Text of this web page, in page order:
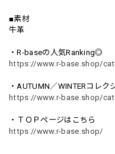
■素材
牛革
・R-baseの人気Ranking◎
https://www.r-base.shop/
・AUTUMN／WINTERコレク
https://www.r-base.shop/
・ＴＯＰページはこちら
https://www.r-base.shop/